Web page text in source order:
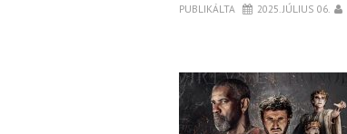
PUBLIKÁLTA 2025. JÚLIUS 06.